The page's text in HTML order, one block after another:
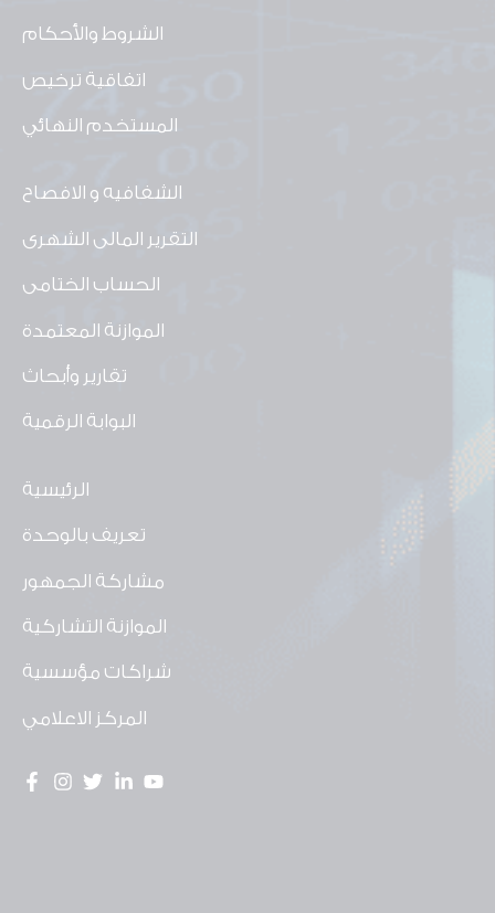
الشروط والأحكام
اتفاقية ترخيص
المستخدم النهائي
الشفافيه و الافصاح
التقرير المالى الشهرى
الحساب الختامى
الموازنة المعتمدة
تقارير وأبحاث
البوابة الرقمية
الرئيسية
تعريف بالوحدة
مشاركة الجمهور
الموازنة التشاركية
شراكات مؤسسية
المركز الاعلامي